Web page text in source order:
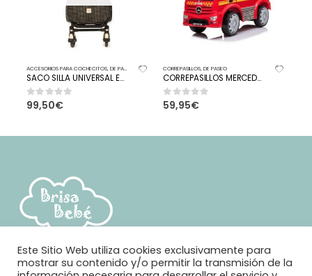
ACCESORIOS PARA COCHECITOS,DE PASEO , SACO DE SILLA
SACO SILLA UNIVERSAL EMILY WALKING MUM
out of 5
99,50€
CORREPASILLOS,DE PASEO
CORREPASILLOS MERCEDES ANTROS
out of 5
59,95€
Este Sitio Web utiliza cookies exclusivamente para
mostrar su contenido y/o permitir la transmisión de la